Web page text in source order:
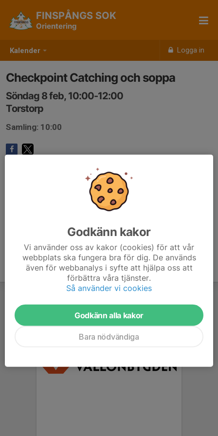
Kalender Logga in
FINSPÅNGS SOK
Orientering
Checkpoint Catching och soppa
Söndag 8 feb, 10:00-12:00
Torstorp
Samling: 10:00
Godkänn kakor
Vi använder oss av kakor (cookies) för att vår
webbplats ska fungera bra för dig. De används
även för webbanalys i syfte att hjälpa oss att
förbättra våra tjänster.
Så använder vi cookies
Godkänn alla kakor
Bara nödvändiga